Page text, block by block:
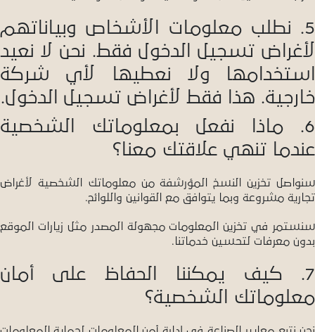
5. نطلب معلومات الأشخاص وبياناتهم
لأغراض تسجيل الدخول فقط. نحن لا نعيد
استخدامها ولا نعطيها لأي شركة
خارجية. هذا فقط لأغراض تسجيل الدخول.
6. ماذا نفعل بمعلوماتك الشخصية
عندما تنهي علاقتك معنا؟
سنواصل تخزين النسخ المؤرشفة من معلوماتك الشخصية لأغراض
تجارية مشروعة وبما يتوافق مع القوانين واللوائح.
سنستمر في تخزين المعلومات مجهولة المصدر مثل زيارات الموقع
بدون معرفات لتحسين خدماتنا.
7. كيف يمكننا الحفاظ على أمان
معلوماتك الشخصية؟